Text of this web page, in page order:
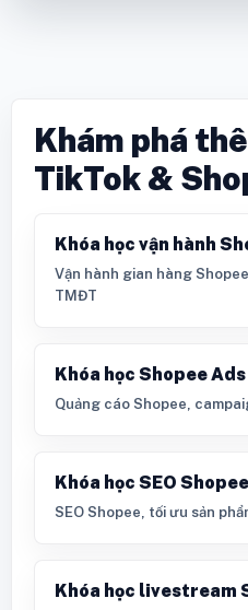
Khám phá
TikTok &
Khóa học vận hành
Vận hành gian hàng
TMĐT
Khóa học Shopee Ads
Quảng cáo Shopee,
Khóa học SEO Shopee
SEO Shopee, tối ưu sản
Khóa học livestream